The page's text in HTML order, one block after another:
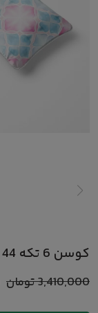
کوسن 6 تکه pillow 6 set 44 خانه مسعود
3,410,000تومان